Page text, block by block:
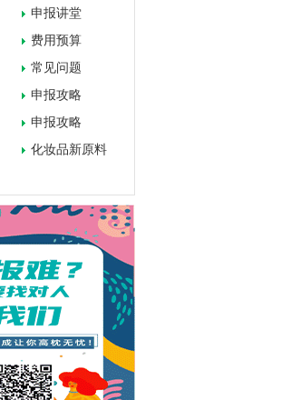
申报讲堂
费用预算
常见问题
申报攻略
申报攻略
化妆品新原料